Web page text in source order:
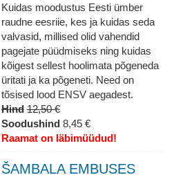
Kuidas moodustus Eesti ümber
raudne eesriie, kes ja kuidas seda
valvasid, millised olid vahendid
pagejate püüdmiseks ning kuidas
kõigest sellest hoolimata põgeneda
üritati ja ka põgeneti. Need on
tõsised lood ENSV aegadest.
Hind 12,50 €
Soodushind 8,45 €
Raamat on läbimüüdud!
ŠAMBALA EMBUSES